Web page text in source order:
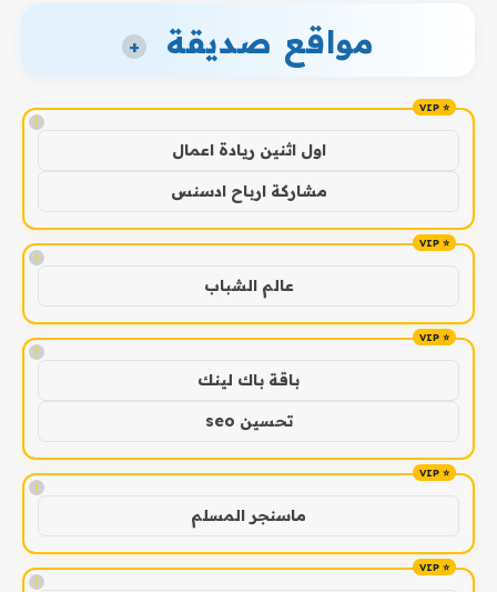
مواقع صديقة +
!
اول اثنين ريادة اعمال
مشاركة ارباح ادسنس
!
عالم الشباب
!
باقة باك لينك
تحسين seo
!
ماسنجر المسلم
!